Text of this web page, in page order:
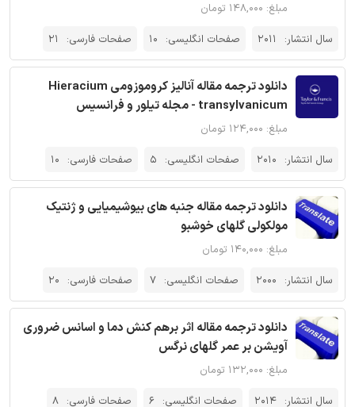
مبلغ: ۱۴۸,۰۰۰ تومان
سال انتشار:
2011 صفحات انگلیسی: 10 صفحات فارسی: 21
دانلود ترجمه مقاله آنالیز کروموزومی Hieracium
transylvanicum - مجله تیلور و فرانسیس
مبلغ: ۱۲۴,۰۰۰ تومان
سال انتشار: 2010 صفحات انگلیسی: 5 صفحات فارسی: 10
دانلود ترجمه مقاله جنبه های بیوشیمیایی و ژنتیک
مولکولی گلهای خوشبو
مبلغ: ۱۴۰,۰۰۰ تومان
سال انتشار: 2000 صفحات انگلیسی: 7 صفحات فارسی: 20
دانلود ترجمه مقاله اثر برهم کنش دما و اسانس ضروری
آویشن بر عمر گلهای نرگس
مبلغ: ۱۳۲,۰۰۰ تومان
سال انتشار: 2014 صفحات انگلیسی: 6 صفحات فارسی: 8